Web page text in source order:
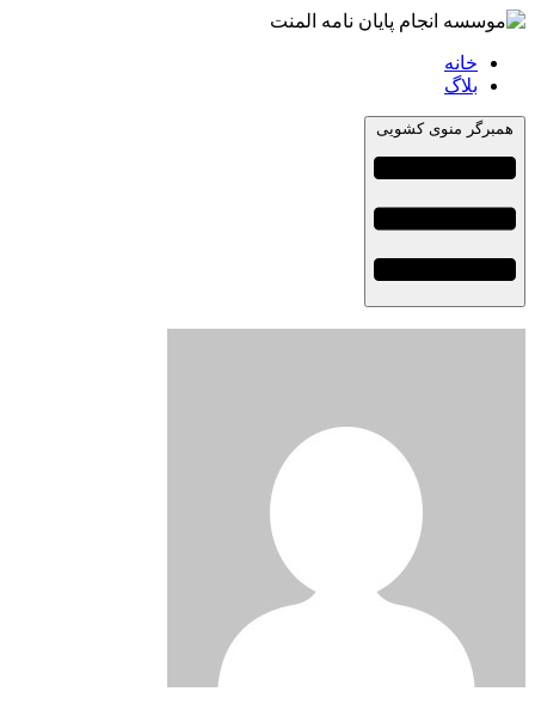
خانه
بلاگ
همبرگر منوی کشویی